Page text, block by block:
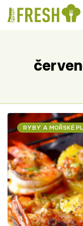
Česká kuchyně
Témata
Recepty
Články
TV Program
RYBY A MOŘSKÉ